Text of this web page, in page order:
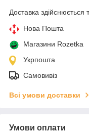
Доставка здійснюється
Нова Пошта
Магазини Rozetka
Укрпошта
Самовивіз
Всі умови доставки
Умови оплати